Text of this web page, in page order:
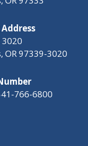
3020
OR 97339-3020
766-6800